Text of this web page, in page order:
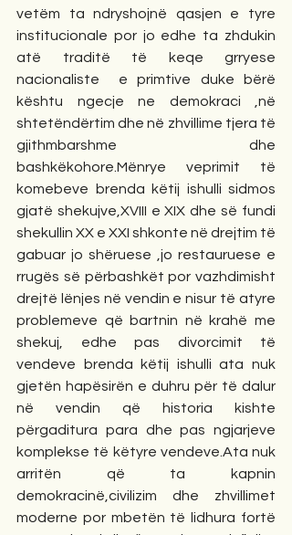
vetëm ta ndryshojnë qasjen e tyre
institucionale por jo edhe ta zhdukin
atë traditë të keqe grryese
nacionaliste  e primtive duke bërë
kështu ngecje ne demokraci ,në
shtetëndërtim dhe në zhvillime tjera të
gjithmbarshme dhe
bashkëkohore.Mënrye veprimit të
komebeve brenda këtij ishulli sidmos
gjatë shekujve,XVIII e XIX dhe së fundi
shekullin XX e XXI shkonte në drejtim të
gabuar jo shëruese ,jo restauruese e
rrugës së përbashkët por vazhdimisht
drejtë lënjes në vendin e nisur të atyre
problemeve që bartnin në krahë me
shekuj, edhe pas divorcimit të
vendeve brenda këtij ishulli ata nuk
gjetën hapësirën e duhru për të dalur
në vendin që historia kishte
përgaditura para dhe pas ngjarjeve
komplekse të këtyre vendeve.Ata nuk
arritën që ta kapnin
demokracinë,civilizim dhe zhvillimet
moderne por mbetën të lidhura fortë